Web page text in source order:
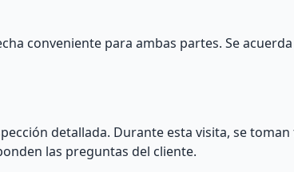
conveniente para ambas partes. Se
detallada. Durante esta visita, se
las preguntas del cliente.